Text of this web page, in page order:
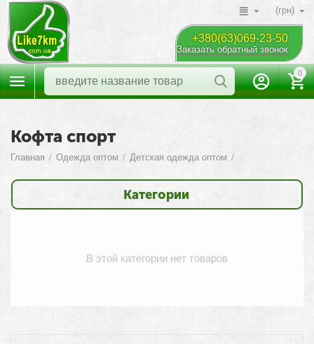
(грн)
+380(63)069-23-50
Заказать обратный звонок
0
Кофта спорт
Главная / Одежда оптом / Детская одежда оптом /
Категории
В этой категории нет товаров